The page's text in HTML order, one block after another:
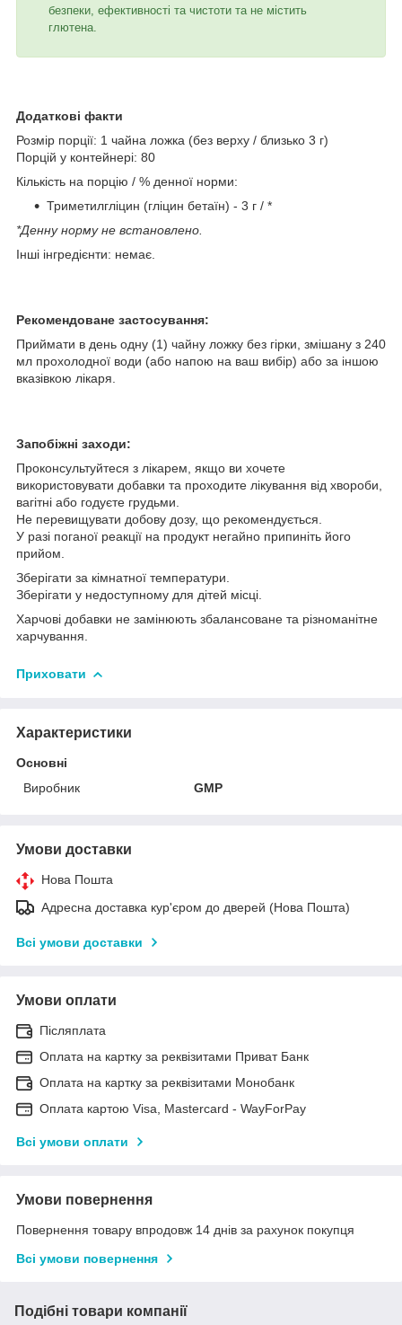
безпеки, ефективності та чистоти та не містить
глютена.
Додаткові факти
Розмір порції: 1 чайна ложка (без верху / близько 3 г)
Порцій у контейнері: 80
Кількість на порцію / % денної норми:
Триметилгліцин (гліцин бетаїн) - 3 г / *
*Денну норму не встановлено.
Інші інгредієнти: немає.
Рекомендоване застосування:
Приймати в день одну (1) чайну ложку без гірки, змішану з 240
мл прохолодної води (або напою на ваш вибір) або за іншою
вказівкою лікаря.
Запобіжні заходи:
Проконсультуйтеся з лікарем, якщо ви хочете
використовувати добавки та проходите лікування від хвороби,
вагітні або годуєте грудьми.
Не перевищувати добову дозу, що рекомендується.
У разі поганої реакції на продукт негайно припиніть його
прийом.
Зберігати за кімнатної температури.
Зберігати у недоступному для дітей місці.
Харчові добавки не замінюють збалансоване та різноманітне
харчування.
Приховати
Характеристики
Основні
Виробник
GMP
Умови доставки
Нова Пошта
Адресна доставка кур'єром до дверей (Нова Пошта)
Всі умови доставки
Умови оплати
Післяплата
Оплата на картку за реквізитами Приват Банк
Оплата на картку за реквізитами Монобанк
Оплата картою Visa, Mastercard - WayForPay
Всі умови оплати
Умови повернення
Повернення товару впродовж 14 днів за рахунок покупця
Всі умови повернення
Подібні товари компанії